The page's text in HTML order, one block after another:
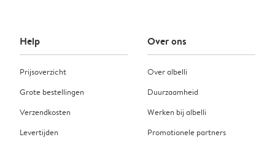
Help
Prijsoverzicht
Grote bestellingen
Verzendkosten
Levertijden
Over ons
Over albelli
Duurzaamheid
Werken bij albelli
Promotionele partners